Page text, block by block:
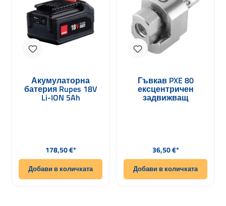
Акумулаторна
батерия Rupes 18V
Li-ION 5Ah
Редовна цена:
178,50 €*
Добави в количката
Гъвкав PXE 80
ексцентричен
задвижващ
механизъм 6 мм ход
Редовна цена:
36,50 €*
Добави в количката